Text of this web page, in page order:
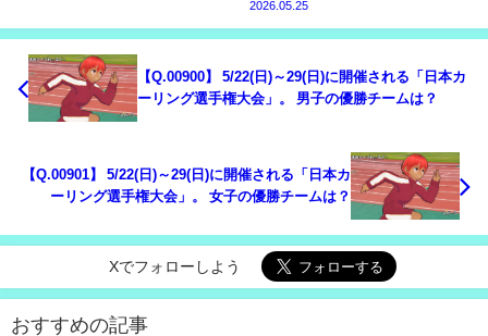
2026.05.25
【Q.00900】 5/22(日)～29(日)に開催される「日本カ
ーリング選手権大会」。 男子の優勝チームは？
【Q.00901】 5/22(日)～29(日)に開催される「日本カ
ーリング選手権大会」。 女子の優勝チームは？
Xでフォローしよう
おすすめの記事